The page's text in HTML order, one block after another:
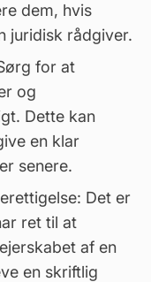
dem, hvis
juridisk rådgiver.
for at
og
Dette kan
en klar
senere.
Det er
ret til at
af en
en skriftlig